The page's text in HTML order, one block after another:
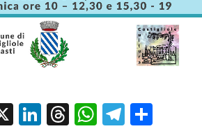
X LinkedIn
Threads
WhatsApp
Telegram